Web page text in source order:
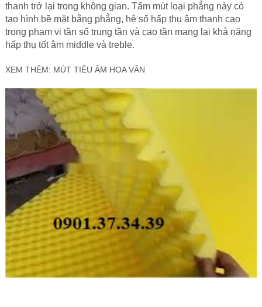
thanh trở lại trong không gian. Tấm mút loại phẳng này có
tạo hình bề mặt bằng phẳng, hệ số hấp thụ âm thanh cao
trong phạm vi tần số trung tần và cao tần mang lại khả năng
hấp thụ tốt âm middle và treble.
XEM THÊM: MÚT TIÊU ÂM HOA VĂN